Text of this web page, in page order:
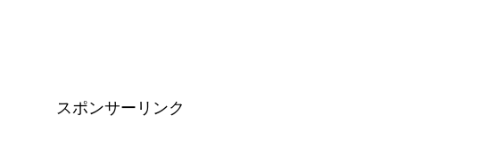
スポンサーリンク